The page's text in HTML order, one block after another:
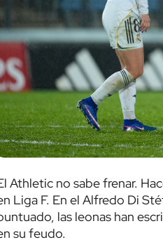
Athletic no sabe frenar.
Liga F. En el Alfredo Di
las leonas han
su feudo.